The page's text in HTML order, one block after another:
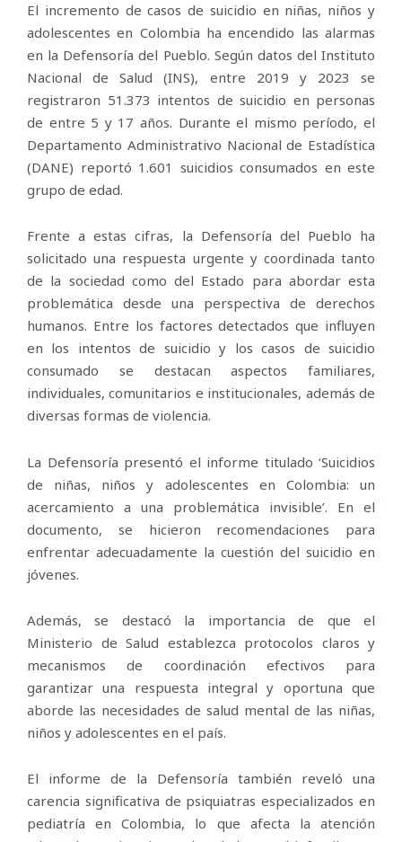
El incremento de casos de suicidio en niñas, niños y
adolescentes en Colombia ha encendido las alarmas
en la Defensoría del Pueblo. Según datos del Instituto
Nacional de Salud (INS), entre 2019 y 2023 se
registraron 51.373 intentos de suicidio en personas
de entre 5 y 17 años. Durante el mismo período, el
Departamento Administrativo Nacional de Estadística
(DANE) reportó 1.601 suicidios consumados en este
grupo de edad.
Frente a estas cifras, la Defensoría del Pueblo ha
solicitado una respuesta urgente y coordinada tanto
de la sociedad como del Estado para abordar esta
problemática desde una perspectiva de derechos
humanos. Entre los factores detectados que influyen
en los intentos de suicidio y los casos de suicidio
consumado se destacan aspectos familiares,
individuales, comunitarios e institucionales, además de
diversas formas de violencia.
La Defensoría presentó el informe titulado ‘Suicidios
de niñas, niños y adolescentes en Colombia: un
acercamiento a una problemática invisible’. En el
documento, se hicieron recomendaciones para
enfrentar adecuadamente la cuestión del suicidio en
jóvenes.
Además, se destacó la importancia de que el
Ministerio de Salud establezca protocolos claros y
mecanismos de coordinación efectivos para
garantizar una respuesta integral y oportuna que
aborde las necesidades de salud mental de las niñas,
niños y adolescentes en el país.
El informe de la Defensoría también reveló una
carencia significativa de psiquiatras especializados en
pediatría en Colombia, lo que afecta la atención